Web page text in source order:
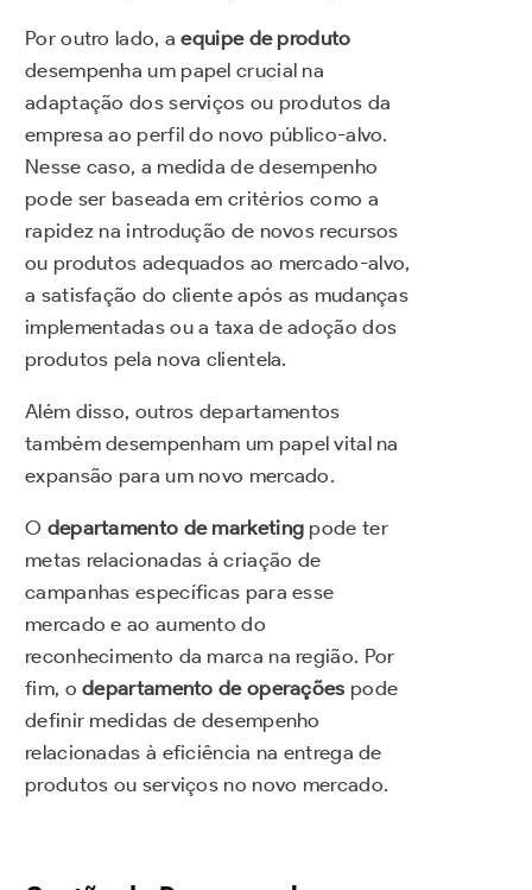
Por outro lado, aequipe de produto
desempenha um papel crucial na
adaptação dos serviços ou produtos da
empresa ao perfil do novo público-alvo.
Nesse caso, a medida de desempenho
pode ser baseada em critérios como a
rapidez na introdução de novos recursos
ou produtos adequados ao mercado-alvo,
a satisfação do cliente após as mudanças
implementadas ou a taxa de adoção dos
produtos pela nova clientela.
Além disso, outros departamentos
também desempenham um papel vital na
expansão para um novo mercado.
O departamento de marketing pode ter
metas relacionadas à criação de
campanhas específicas para esse
mercado e ao aumento do
reconhecimento da marca na região. Por
fim, odepartamento de operações pode
definir medidas de desempenho
relacionadas à eficiência na entrega de
produtos ou serviços no novo mercado.